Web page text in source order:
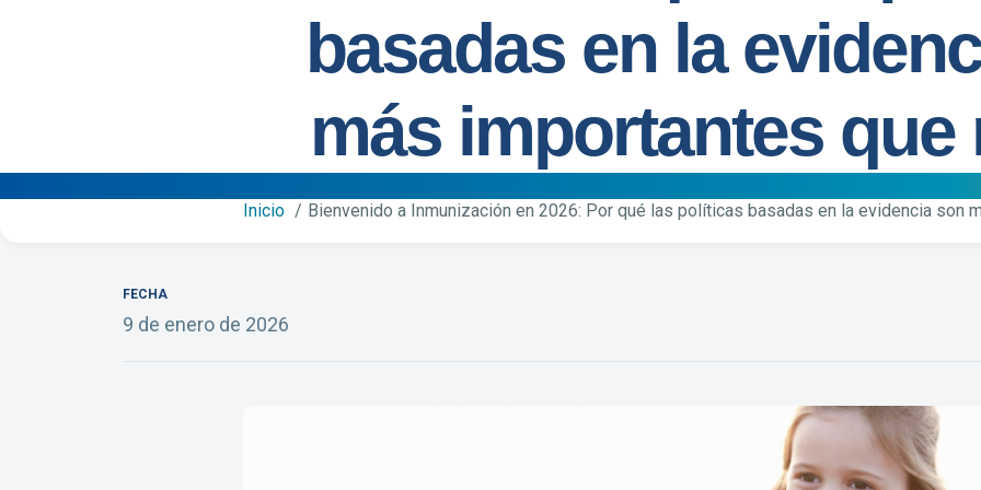
basadas en la
más importantes que
Inicio Bienvenido a Inmunización en 2026: Por qué las políticas basadas en la evidencia son
FECHA
9 de enero de 2026